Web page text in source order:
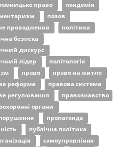
право
пандемія
позов
провадження
політика
безпека
дискурс
лідер
політологія
право
право на житло
реформа
правова система
регулювання
правознавство
органи
пропаганда
публічна політика
самоуправління